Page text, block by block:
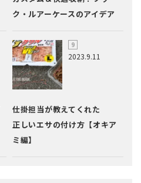
ク・ルアーケースのアイデア
2023.9.11
仕掛担当が教えてくれた
正しいエサの付け方【オキア
ミ編】